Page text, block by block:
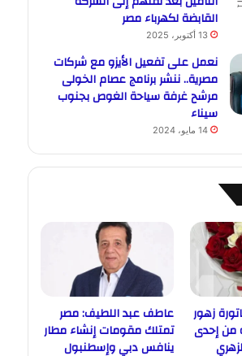
القابضة لكهرباء مصر
13 أكتوبر، 2025
نعمل على تفعيل الأيزو مع شركات
مصرية.. ننشر برنامج عصام الخولى
مرشح غرفة سياحة الغوص بجنوب
سيناء
14 مايو، 2024
زهور
جنيه من إحدى
عاطف عبد اللطيف: مصر
تمتلك مقومات إنشاء مطار
ينافس دبي وإسطنبول